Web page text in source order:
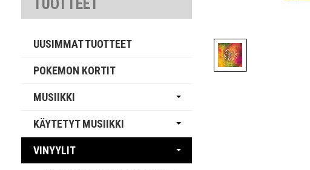
TUOTTEET
UUSIMMAT TUOTTEET
POKEMON KORTIT
MUSIIKKI
KÄYTETYT MUSIIKKI
VINYYLIT